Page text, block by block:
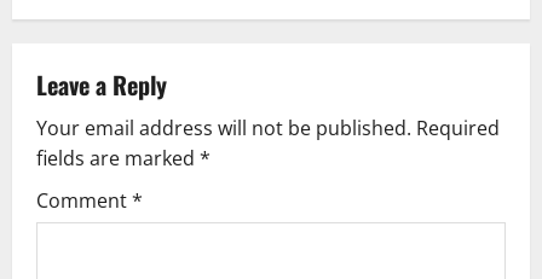
a
v
i
Leave a Reply
Your email address will not be published. Required
fields are marked *
Comment*